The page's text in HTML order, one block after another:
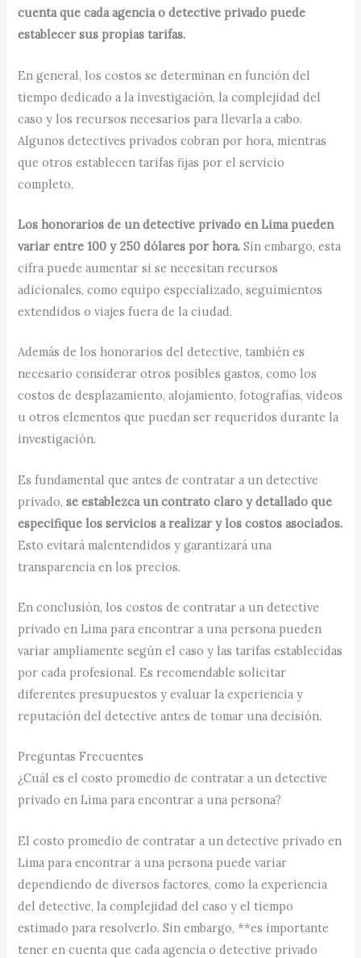
cuenta que cada agencia o detective privado puede
establecer sus propias tarifas.
En general, los costos se determinan en función del
tiempo dedicado a la investigación, la complejidad del
caso y los recursos necesarios para llevarla a cabo.
Algunos detectives privados cobran por hora, mientras
que otros establecen tarifas fijas por el servicio
completo.
Los honorarios de un detective privado en Lima pueden
variar entre 100 y 250 dólares por hora. Sin embargo, esta
cifra puede aumentar si se necesitan recursos
adicionales, como equipo especializado, seguimientos
extendidos o viajes fuera de la ciudad.
Además de los honorarios del detective, también es
necesario considerar otros posibles gastos, como los
costos de desplazamiento, alojamiento, fotografías, videos
u otros elementos que puedan ser requeridos durante la
investigación.
Es fundamental que antes de contratar a un detective
privado,se establezca un contrato claro y detallado que
especifique los servicios a realizar y los costos asociados.
Esto evitará malentendidos y garantizará una
transparencia en los precios.
En conclusión, los costos de contratar a un detective
privado en Lima para encontrar a una persona pueden
variar ampliamente según el caso y las tarifas establecidas
por cada profesional. Es recomendable solicitar
diferentes presupuestos y evaluar la experiencia y
reputación del detective antes de tomar una decisión.
Preguntas Frecuentes
¿Cuál es el costo promedio de contratar a un detective
privado en Lima para encontrar a una persona?
El costo promedio de contratar a un detective privado en
Lima para encontrar a una persona puede variar
dependiendo de diversos factores, como la experiencia
del detective, la complejidad del caso y el tiempo
estimado para resolverlo. Sin embargo, **es importante
tener en cuenta que cada agencia o detective privado